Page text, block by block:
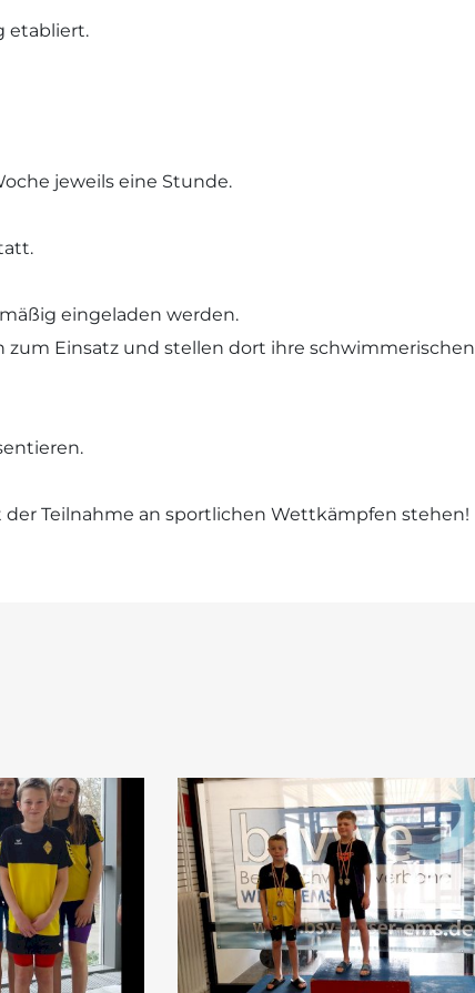
etabliert.
jeweils eine Stunde.
eingeladen werden.
Einsatz und stellen dort ihre schwimmerischen
Teilnahme an sportlichen Wettkämpfen stehen!